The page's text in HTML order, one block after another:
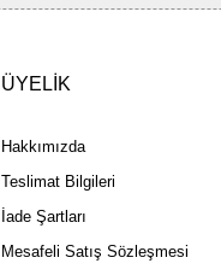
ÜYELİK
Hakkımızda
Teslimat Bilgileri
İade Şartları
Mesafeli Satış Sözleşmesi